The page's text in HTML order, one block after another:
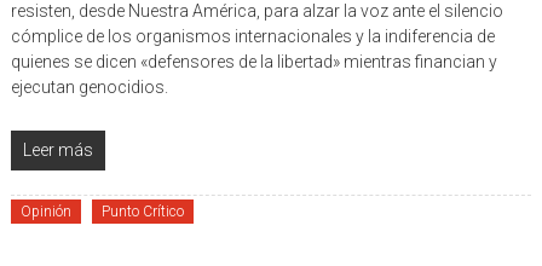
resisten, desde Nuestra América, para alzar la voz ante el silencio
cómplice de los organismos internacionales y la indiferencia de
quienes se dicen «defensores de la libertad» mientras financian y
ejecutan genocidios.
Leer más
Opinión Punto Crítico